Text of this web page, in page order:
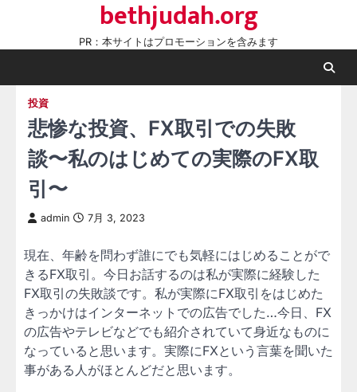
content
bethjudah.org
PR：本サイトはプロモーションを含みます
投資
悲惨な投資、FX取引での失敗
談〜私のはじめての実際のFX取
引〜
admin 7月 3, 2023
現在、年齢を問わず誰にでも気軽にはじめることがで
きるFX取引。今日お話するのは私が実際に経験した
FX取引の失敗談です。私が実際にFX取引をはじめた
きっかけはインターネットでの広告でした…今日、FX
の広告やテレビなどでも紹介されていて身近なものに
なっていると思います。実際にFXという言葉を聞いた
事がある人がほとんどだと思います。